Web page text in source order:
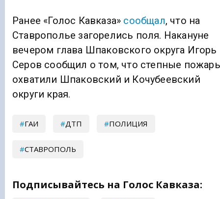
Ранее «Голос Кавказа» сообщал, что на
Ставрополье загорелись поля. Накануне
вечером глава Шпаковского округа Игорь
Серов сообщил о том, что степные
охватили Шпаковский и Кочубеевский
округи края.
ГАИ ДТП ПОЛИЦИЯ
СТАВРОПОЛЬ
Подписывайтесь на Голос Кавказа: